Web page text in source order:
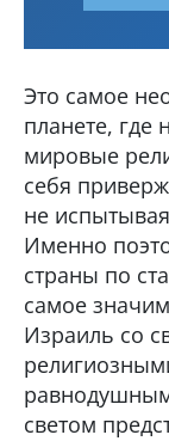
Это самое
планете, где
мировые
себя
не
Именно
страны по
самое
Израиль со
светом